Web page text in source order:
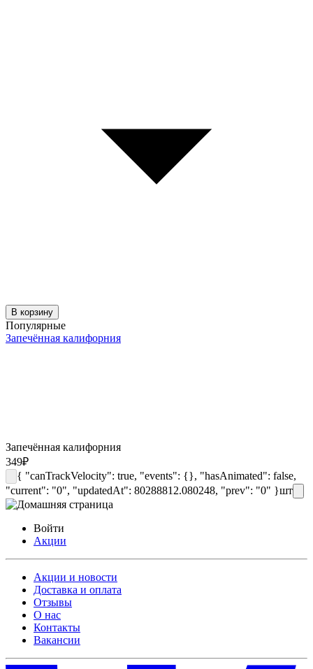
В корзину
Популярные
Запечённая калифорния
Запечённая калифорния
349₽
{ "canTrackVelocity": true, "events": {}, "hasAnimated": false,
"current": "0", "updatedAt": 80288812.080248, "prev": "0" }шт
Войти
Акции
Акции и новости
Доставка и оплата
Отзывы
О нас
Контакты
Вакансии